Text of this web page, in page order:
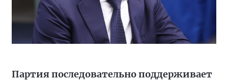
Партия последовательно поддерживает